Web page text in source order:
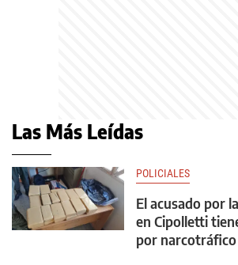
Las Más Leídas
POLICIALES
El acusado por
en Cipolletti
por narcotráfico